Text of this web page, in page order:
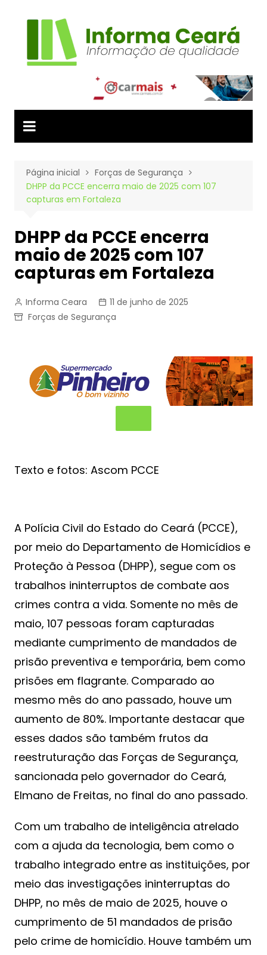
Página inicial
Forças de Segurança
DHPP da PCCE encerra maio de 2025 com 107
capturas em Fortaleza
DHPP da PCCE encerra
maio de 2025 com 107
capturas em Fortaleza
Informa Ceara
11 de junho de 2025
Forças de Segurança
Texto e fotos: Ascom PCCE
A Polícia Civil do Estado do Ceará (PCCE),
por meio do Departamento de Homicídios e
Proteção à Pessoa (DHPP), segue com os
trabalhos ininterruptos de combate aos
crimes contra a vida. Somente no mês de
maio, 107 pessoas foram capturadas
mediante cumprimento de mandados de
prisão preventiva e temporária, bem como
prisões em flagrante. Comparado ao
mesmo mês do ano passado, houve um
aumento de 80%. Importante destacar que
esses dados são também frutos da
reestruturação das Forças de Segurança,
sancionada pelo governador do Ceará,
Elmano de Freitas, no final do ano passado.
Com um trabalho de inteligência atrelado
com a ajuda da tecnologia, bem como o
trabalho integrado entre as instituições, por
meio das investigações ininterruptas do
DHPP, no mês de maio de 2025, houve o
cumprimento de 51 mandados de prisão
pelo crime de homicídio. Houve também um